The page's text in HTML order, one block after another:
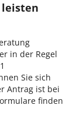
in der Regel
Sie sich
Antrag ist bei
finden